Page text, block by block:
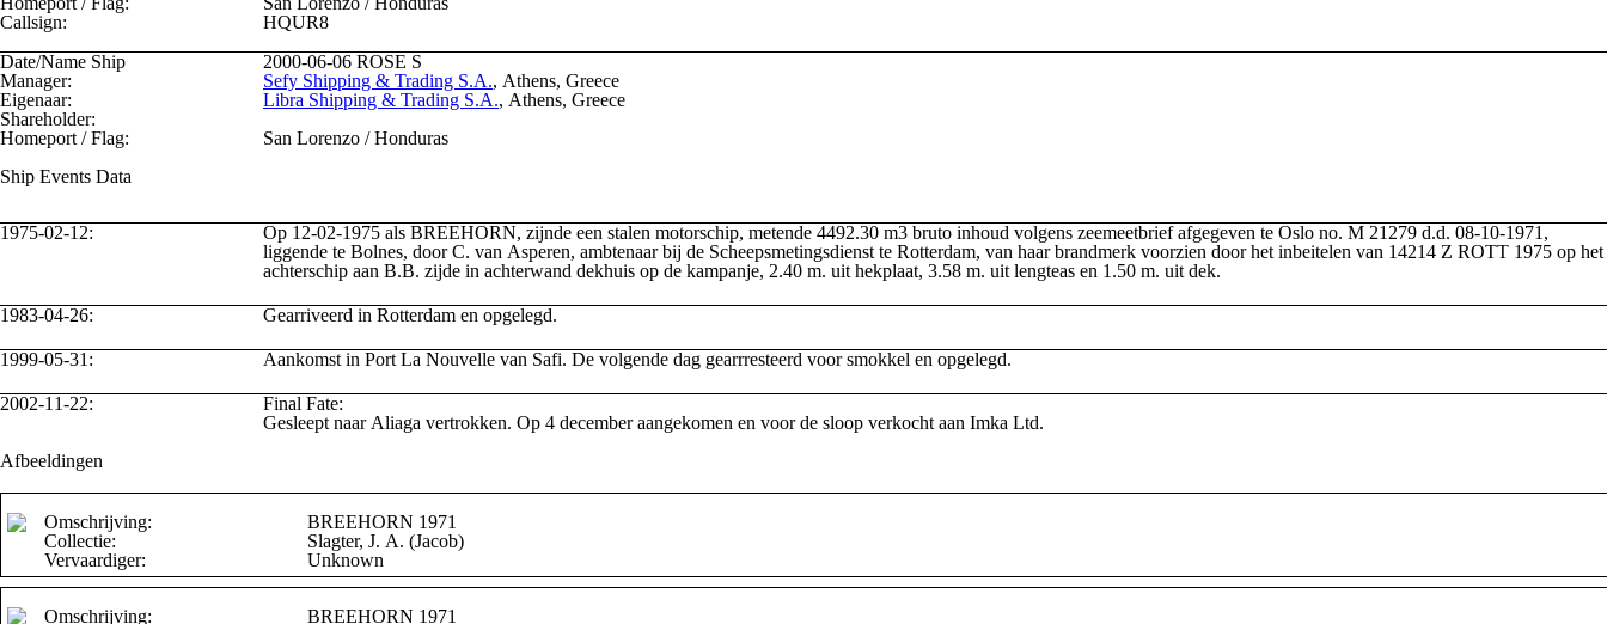
Callsign:
HQUR8
Date/Name Ship
2000-06-06 ROSE S
Manager:
Sefy Shipping & Trading S.A., Athens, Greece
Eigenaar:
Libra Shipping & Trading S.A., Athens, Greece
Shareholder:
Homeport / Flag:
San Lorenzo / Honduras
Ship Events Data
1975-02-12:
Op 12-02-1975 als BREEHORN, zijnde een stalen motorschip, metende 4492.30 m3 bruto inhoud volgens zeemeetbrief afgegeven te Oslo no. M 21279 d.d. 08-10-1971,
liggende te Bolnes, door C. van Asperen, ambtenaar bij de Scheepsmetingsdienst te Rotterdam, van haar brandmerk voorzien door het inbeitelen van 14214 Z ROTT 1975 op het
achterschip aan B.B. zijde in achterwand dekhuis op de kampanje, 2.40 m. uit hekplaat, 3.58 m. uit lengteas en 1.50 m. uit dek.
1983-04-26: Gearriveerd in Rotterdam en opgelegd.
1999-05-31: Aankomst in Port La Nouvelle van Safi. De volgende dag gearrresteerd voor smokkel en opgelegd.
2002-11-22:
Final Fate:
Gesleept naar Aliaga vertrokken. Op 4 december aangekomen en voor de sloop verkocht aan Imka Ltd.
Afbeeldingen
Omschrijving:
BREEHORN 1971
Collectie:
Slagter, J. A. (Jacob)
Vervaardiger:
Unknown
Omschrijving:
BREEHORN 1971